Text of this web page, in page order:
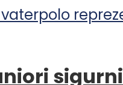
sigurni